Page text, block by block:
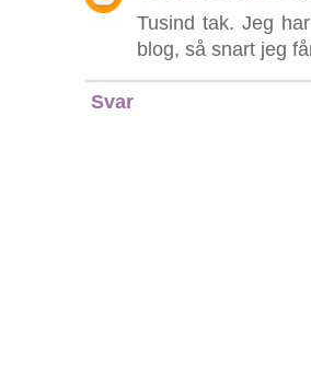
Tusind tak. Jeg
blog, så snart jeg
Svar